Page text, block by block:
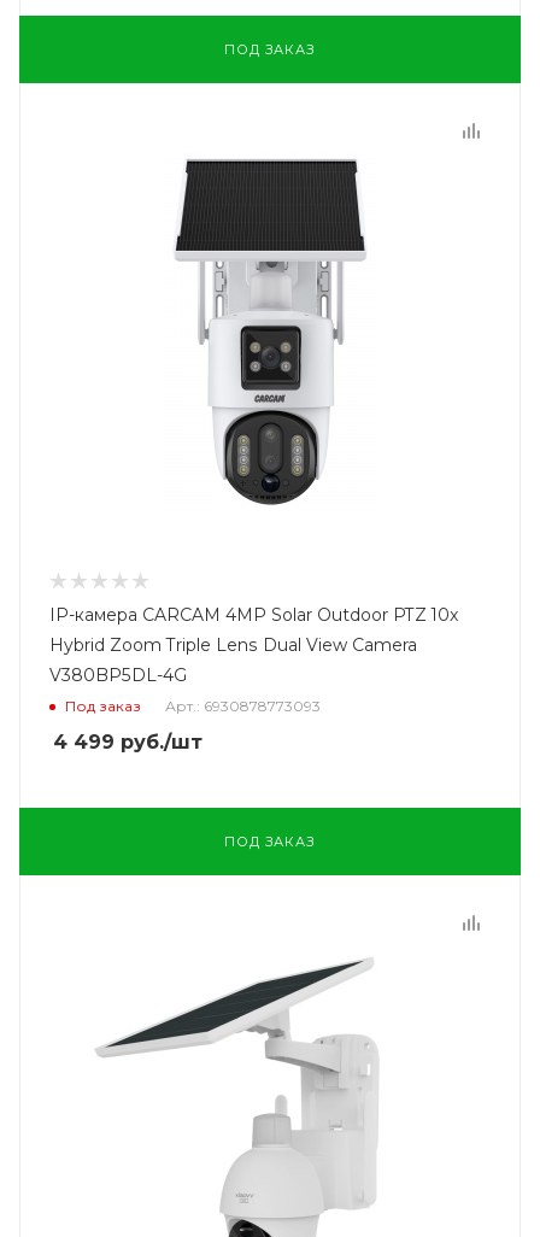
ПОД ЗАКАЗ
IP-камера CARCAM 4MP Solar Outdoor PTZ 10x
Hybrid Zoom Triple Lens Dual View Camera
V380BP5DL-4G
Под заказ Арт.: 6930878773093
4 499 руб./шт
ПОД ЗАКАЗ